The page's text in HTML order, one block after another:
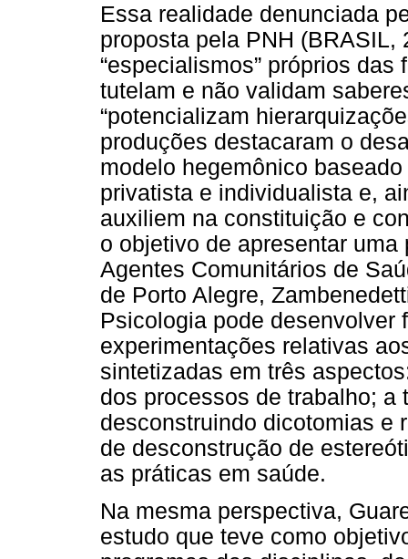
Essa realidade denunciada
proposta pela PNH
“especialismos” próprios
tutelam e não validam
“potencializam
produções destacaram o
modelo hegemônico
privatista e individualista e,
auxiliem na constituição e
o objetivo de apresentar
Agentes Comunitários de
de Porto Alegre,
Psicologia pode desenvolver
experimentações relativas
sintetizadas em três
dos processos de trabalho;
desconstruindo dicotomias e
de desconstrução de
as práticas em saúde.
Na mesma perspectiva,
estudo que teve como